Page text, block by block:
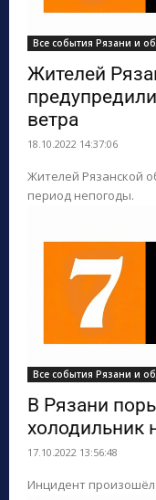
Все события Рязани и
Жителей
ветра
18.10.2022 14:37:06
Жителей Рязанской
период непогоды.
Все события Рязани и
В Рязани
холодильник
17.10.2022 13:56:48
Инцидент